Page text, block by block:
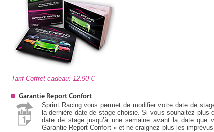
Tarif Coffret cadeau: 12.90
Garantie Report Confort
Sprint Racing vous permet de modifier votre date de
la dernière date de stage choisie. Si vous souhaitez plus
date de stage jusqu’à une semaine avant la date que
Garantie Report Confort » et ne craignez plus les imprévus.